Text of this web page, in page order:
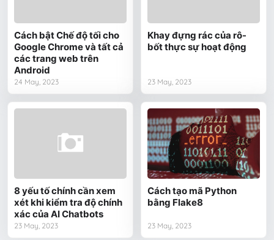
Cách bật Chế độ tối cho
Google Chrome và tất cả
các trang web trên
Android
24 May, 2023
Khay đựng rác của rô-
bốt thực sự hoạt động
23 May, 2023
8 yếu tố chính cần xem
xét khi kiểm tra độ chính
xác của AI Chatbots
23 May, 2023
Cách tạo mã Python
bằng Flake8
23 May, 2023